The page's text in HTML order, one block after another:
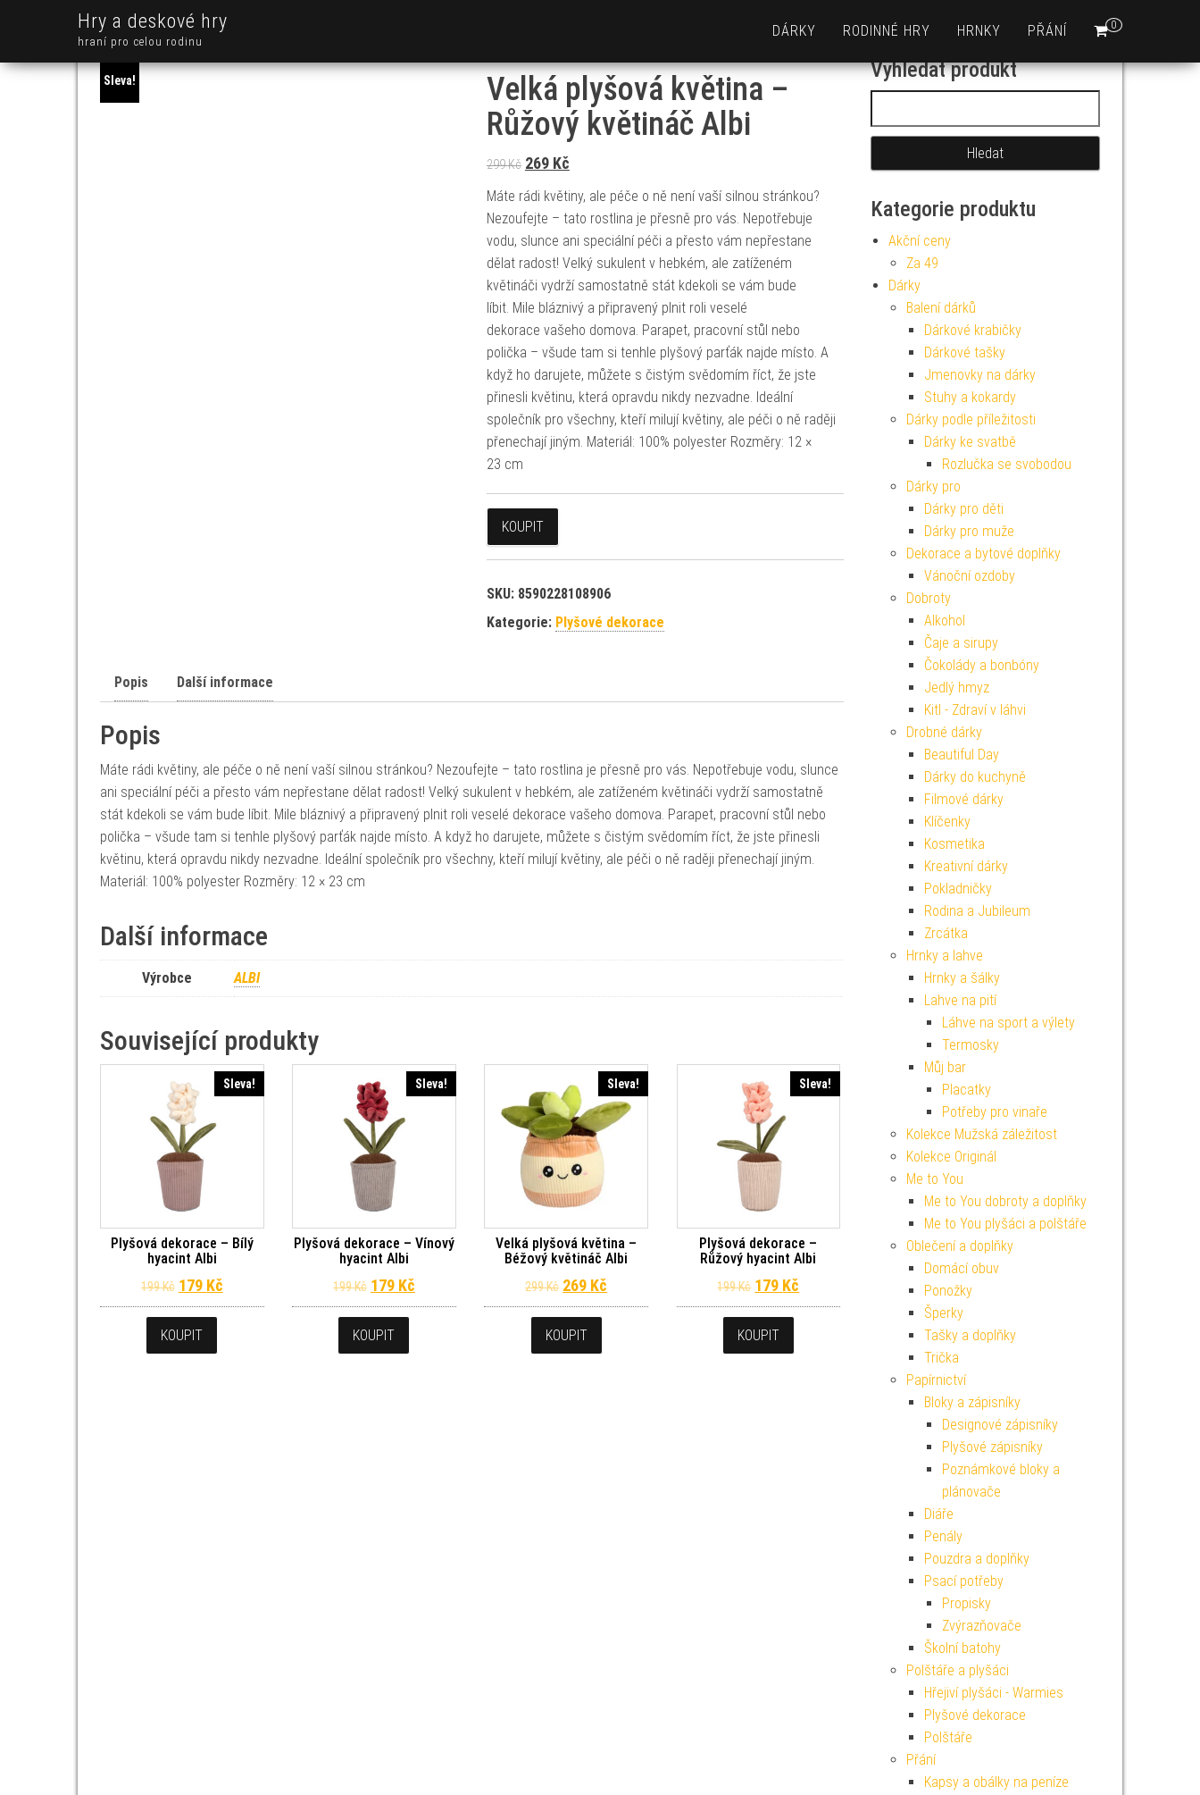
Hry a deskové hry
hraní pro celou rodinu
0
DÁRKY RODINNÉ HRY HRNKY PŘÁNÍ
Sleva!
Velká plyšová květina –
Růžový květináč Albi
299Kč Původní cena byla: 299 Kč.
269 KčAktuální cena je: 269 Kč.
Máte rádi květiny, ale péče o ně není vaší silnou stránkou?
Nezoufejte – tato rostlina je přesně pro vás. Nepotřebuje
vodu, slunce ani speciální péči a přesto vám nepřestane
dělat radost! Velký sukulent v hebkém, ale zatíženém
květináči vydrží samostatně stát kdekoli se vám bude
líbit. Mile bláznivý a připravený plnit roli veselé
dekorace vašeho domova. Parapet, pracovní stůl nebo
polička – všude tam si tenhle plyšový parťák najde místo. A
když ho darujete, můžete s čistým svědomím říct, že jste
přinesli květinu, která opravdu nikdy nezvadne. Ideální
společník pro všechny, kteří milují květiny, ale péči o ně raději
přenechají jiným. Materiál: 100% polyester Rozměry: 12 ×
23 cm
KOUPIT
SKU: 8590228108906
Kategorie: Plyšové dekorace
Popis Další informace
Popis
Máte rádi květiny, ale péče o ně není vaší silnou stránkou? Nezoufejte – tato rostlina je přesně pro vás. Nepotřebuje vodu, slunce
ani speciální péči a přesto vám nepřestane dělat radost! Velký sukulent v hebkém, ale zatíženém květináči vydrží samostatně
stát kdekoli se vám bude líbit. Mile bláznivý a připravený plnit roli veselé dekorace vašeho domova. Parapet, pracovní stůl nebo
polička – všude tam si tenhle plyšový parťák najde místo. A když ho darujete, můžete s čistým svědomím říct, že jste přinesli
květinu, která opravdu nikdy nezvadne. Ideální společník pro všechny, kteří milují květiny, ale péči o ně raději přenechají jiným.
Materiál: 100% polyester Rozměry: 12 × 23 cm
Další informace
Výrobce ALBI
Související produkty
Sleva!
Plyšová dekorace – Bílý
hyacint Albi
199Kč Původní cena byla: 199 Kč.
179 KčAktuální cena je: 179 Kč.
KOUPIT
Sleva!
Plyšová dekorace – Vínový
hyacint Albi
199Kč Původní cena byla: 199 Kč.
179 KčAktuální cena je: 179 Kč.
KOUPIT
Sleva!
Velká plyšová květina –
Béžový květináč Albi
299Kč Původní cena byla: 299 Kč.
269 Kč Aktuální cena je: 269 Kč.
KOUPIT
Sleva!
Plyšová dekorace –
Růžový hyacint Albi
199Kč Původní cena byla: 199 Kč.
179 Kč Aktuální cena je: 179 Kč.
KOUPIT
Vyhledat produkt
Kategorie produktu
Akční ceny
Za 49
Dárky
Balení dárků
Dárkové krabičky
Dárkové tašky
Jmenovky na dárky
Stuhy a kokardy
Dárky podle příležitosti
Dárky ke svatbě
Rozlučka se svobodou
Dárky pro
Dárky pro děti
Dárky pro muže
Dekorace a bytové doplňky
Vánoční ozdoby
Dobroty
Alkohol
Čaje a sirupy
Čokolády a bonbóny
Jedlý hmyz
Kitl - Zdraví v láhvi
Drobné dárky
Beautiful Day
Dárky do kuchyně
Filmové dárky
Klíčenky
Kosmetika
Kreativní dárky
Pokladničky
Rodina a Jubileum
Zrcátka
Hrnky a lahve
Hrnky a šálky
Lahve na pití
Láhve na sport a výlety
Termosky
Můj bar
Placatky
Potřeby pro vinaře
Kolekce Mužská záležitost
Kolekce Originál
Me to You
Me to You dobroty a doplňky
Me to You plyšáci a polštáře
Oblečení a doplňky
Domácí obuv
Ponožky
Šperky
Tašky a doplňky
Trička
Papírnictví
Bloky a zápisníky
Designové zápisníky
Plyšové zápisníky
Poznámkové bloky a
plánovače
Diáře
Penály
Pouzdra a doplňky
Psací potřeby
Propisky
Zvýrazňovače
Školní batohy
Polštáře a plyšáci
Hřejiví plyšáci - Warmies
Plyšové dekorace
Polštáře
Přání
Kapsy a obálky na peníze